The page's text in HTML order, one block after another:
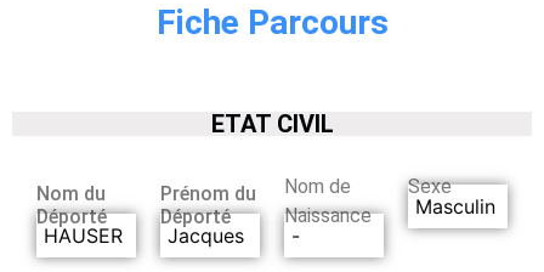
Fiche Parcours
ETAT CIVIL
Nom du
Déporté
HAUSER
Prénom du
Déporté
Jacques
Nom de
Naissance
-
Sexe
Masculin